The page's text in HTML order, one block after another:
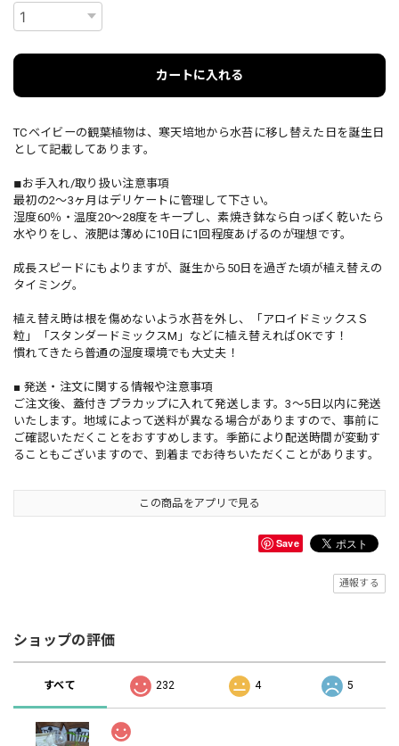
カートに入れる
TCベイビーの観葉植物は、寒天培地から水苔に移し替えた日を誕生日
として記載してあります。
◾︎お手入れ/取り扱い注意事項
最初の2～3ヶ月はデリケートに管理して下さい。
湿度60％・温度20～28度をキープし、素焼き鉢なら白っぽく乾いたら
水やりをし、液肥は薄めに10日に1回程度あげるのが理想です。
成長スピードにもよりますが、誕生から50日を過ぎた頃が植え替えの
タイミング。
植え替え時は根を傷めないよう水苔を外し、「アロイドミックスＳ
粒」「スタンダードミックスМ」などに植え替えればOKです！
慣れてきたら普通の湿度環境でも大丈夫！
■ 発送・注文に関する情報や注意事項
ご注文後、蓋付きプラカップに入れて発送します。3〜5日以内に発送
いたします。地域によって送料が異なる場合がありますので、事前に
ご確認いただくことをおすすめします。季節により配送時間が変動す
ることもございますので、到着までお待ちいただくことがあります。
この商品をアプリで見る
Save
通報する
ショップの評価
すべて 232 4 5